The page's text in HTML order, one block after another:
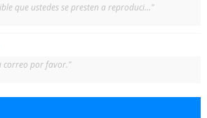
que ustedes se presten a reproduci..."
correo por favor."